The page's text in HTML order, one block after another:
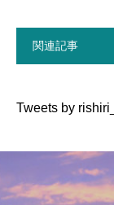
関連記事
Tweets by